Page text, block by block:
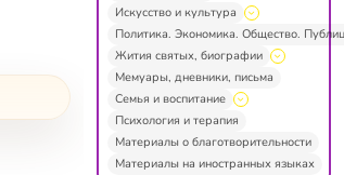
Искусство и культура
Политика. Экономика. Общество.
Жития святых, биографии
Мемуары, дневники, письма
Семья и воспитание
Психология и терапия
Материалы о благотворительности
Материалы на иностранных языках